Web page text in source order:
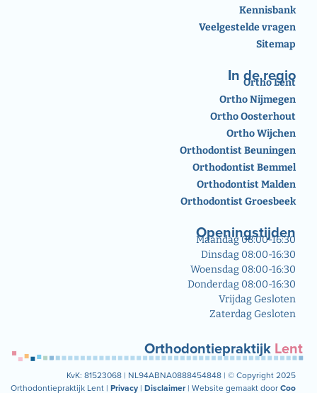
Kennisbank
Veelgestelde vragen
Sitemap
In de regio
Ortho Lent
Ortho Nijmegen
Ortho Oosterhout
Ortho Wijchen
Orthodontist Beuningen
Orthodontist Bemmel
Orthodontist Malden
Orthodontist Groesbeek
Openingstijden
Maandag 08:00-16:30
Dinsdag 08:00-16:30
Woensdag 08:00-16:30
Donderdag 08:00-16:30
Vrijdag Gesloten
Zaterdag Gesloten
Orthodontiepraktijk Lent
KvK: 81523068 | NL94ABNA0888454848 | © Copyright 2025
Orthodontiepraktijk Lent | Privacy | Disclaimer| Website gemaakt doorCoo